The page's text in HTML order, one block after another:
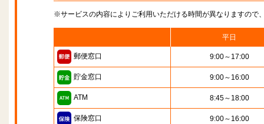
※サービスの内容によりご利用いただける時間が異なりますので
平日
郵便窓口 9:00～17:00
貯金窓口 9:00～16:00
ATM 8:45～18:00
保険窓口 9:00～16:00